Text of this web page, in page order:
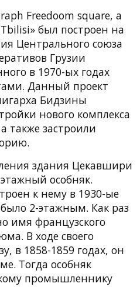
Freedoom square, a
был построен на
Центрального союза
Грузии
в 1970-ых годах
Данный проект
Бидзины
нового комплекса
также застроили
здания Цекавшири
особняк.
к нему в 1930-ые
2-этажным. Как раз
имя французского
В ходе своего
в 1858-1859 годах, он
Тогда особняк
промышленнику